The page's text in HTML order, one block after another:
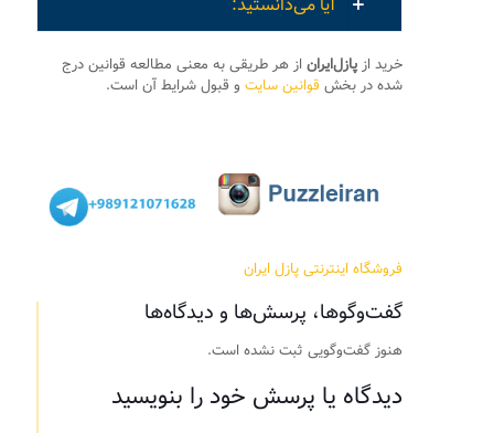
خرید ازپازل‌ایران از هر طریقی به معنی مطالعه قوانین درج
شده در بخش قوانین سایت و قبول شرایط آن است.
فروشگاه اینترنتی پازل ایران
گفت‌وگوها، پرسش‌ها و دیدگاه‌ها
هنوز گفت‌وگویی ثبت نشده است.
دیدگاه یا پرسش خود را بنویسید